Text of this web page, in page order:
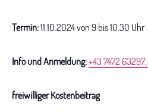
Termin:11.10.2024 von 9 bis 10.30 Uhr
Info und Anmeldung:+43 7472 63297,
freiwilliger Kostenbeitrag